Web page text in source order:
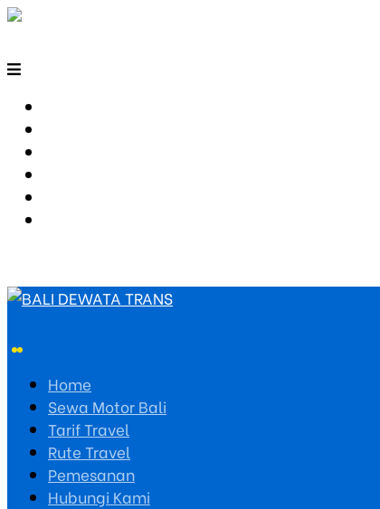
Home
Sewa Motor Bali
Tarif Travel
Rute Travel
Pemesanan
Hubungi Kami